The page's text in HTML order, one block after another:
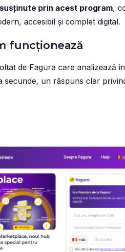
prin acest program,
accesibil și complet digital.
funcționează
de Fagura care analizează
un răspuns clar